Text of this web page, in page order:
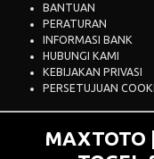
BANTUAN
PERATURAN
INFORMASI BANK
HUBUNGI KAMI
KEBIJAKAN PRIVASI
PERSETUJUAN
MAXTOTO